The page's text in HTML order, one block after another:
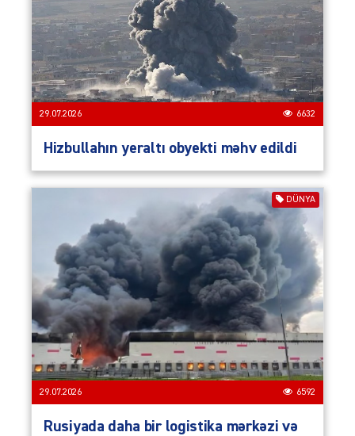
29.07.2026 6632
Hizbullahın yeraltı obyekti məhv edildi
DÜNYA
29.07.2026 6592
Rusiyada daha bir logistika mərkəzi və